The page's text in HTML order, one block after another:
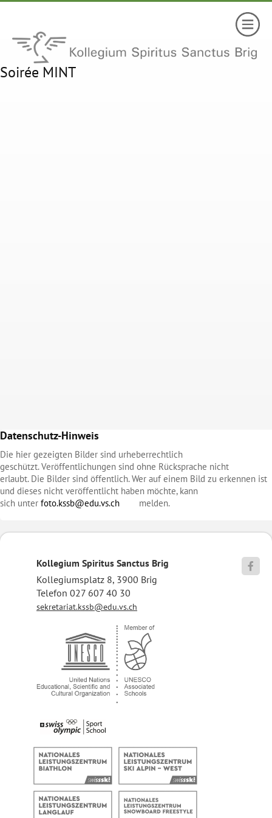
Soirée MINT
Datenschutz-Hinweis
Die hier gezeigten Bilder sind urheberrechtlich
geschützt. Veröffentlichungen sind ohne Rücksprache nicht
erlaubt. Die Bilder sind öffentlich. Wer auf einem Bild zu erkennen ist
und dieses nicht veröffentlicht haben möchte, kann
sich unter foto.kssb@edu.vs.ch melden.
Kollegium Spiritus Sanctus Brig
Kollegiumsplatz 8, 3900 Brig
Telefon 027 607 40 30
sekretariat.kssb@edu.vs.ch
